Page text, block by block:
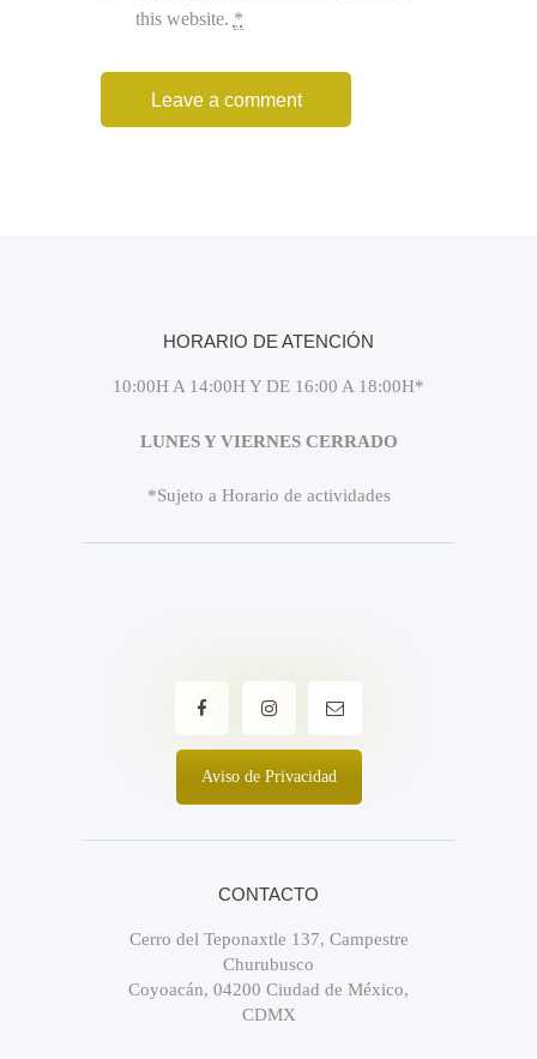
this website. *
HORARIO DE ATENCIÓN
10:00H A 14:00H Y DE 16:00 A 18:00H*
LUNES Y VIERNES CERRADO
*Sujeto a Horario de actividades
Aviso de Privacidad
CONTACTO
Cerro del Teponaxtle 137, Campestre
Churubusco
Coyoacán, 04200 Ciudad de México,
CDMX